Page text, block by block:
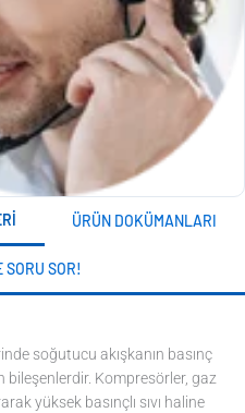
ÜRÜN DOKÜMANLARI
SORU SOR!
soğutucu akışkanın basınç
bileşenlerdir. Kompresörler, gaz
yüksek basınçlı sıvı haline